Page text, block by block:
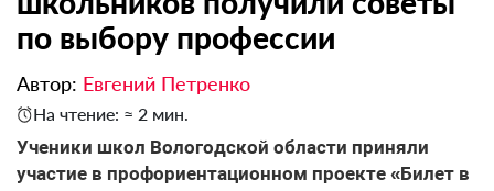
по выбору профессии
Автор: Евгений Петренко
На чтение: ≈ 2 мин.
Ученики школ Вологодской области приняли
участие в профориентационном проекте «Билет в